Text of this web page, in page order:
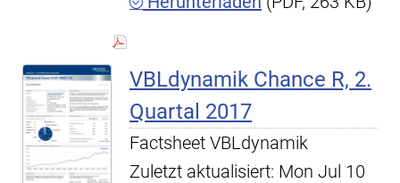
VBLdynamik Chance R, 2.
Quartal 2017
Factsheet VBLdynamik
Zuletzt aktualisiert: Mon Jul 10